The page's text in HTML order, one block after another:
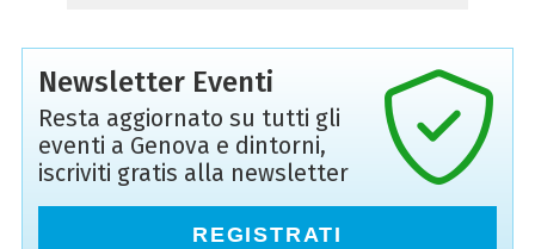
Newsletter Eventi
Resta aggiornato su tutti gli
eventi a Genova e dintorni,
iscriviti gratis alla newsletter
REGISTRATI